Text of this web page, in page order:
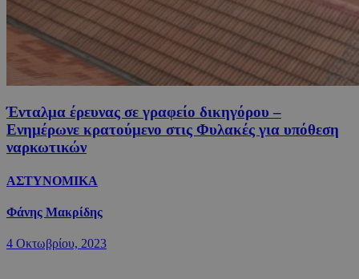
Ένταλμα έρευνας σε γραφείο δικηγόρου –
Ενημέρωνε κρατούμενο στις Φυλακές για υπόθεση
ναρκωτικών
ΑΣΤΥΝΟΜΙΚΑ
Φάνης Μακρίδης
4 Οκτωβρίου, 2023